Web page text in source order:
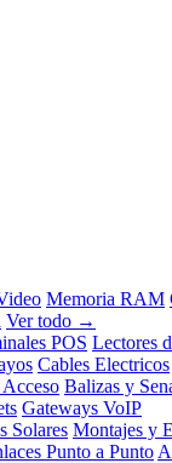
Memoria RAM
Ver todo →
POS Lectores
Cables Electricos
Balizas y
Gateways VoIP
Solares Montajes y
Punto a Punto